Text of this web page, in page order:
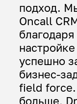
подход.
Oncall
успешно
бизнес-
field
больше,